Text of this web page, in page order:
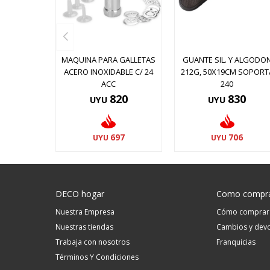
MAQUINA PARA GALLETAS
ACERO INOXIDABLE C/ 24
ACC
UYU 820
UYU 697
GUANTE SIL. Y
212G, 50X19CM
240
UYU 830
UYU 706
DECO hogar
Nuestra Empresa
Nuestras tiendas
Trabaja con nosotros
Términos Y Condiciones
Como
Cómo comprar
Cambios y
Franquicias